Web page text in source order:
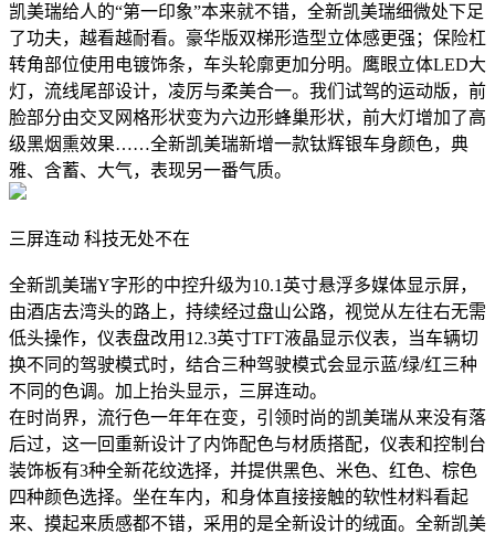
凯美瑞给人的“第一印象”本来就不错，全新凯美瑞细微处下足
了功夫，越看越耐看。豪华版双梯形造型立体感更强；保险杠
转角部位使用电镀饰条，车头轮廓更加分明。鹰眼立体LED大
灯，流线尾部设计，凌厉与柔美合一。我们试驾的运动版，前
脸部分由交叉网格形状变为六边形蜂巢形状，前大灯增加了高
级黑烟熏效果……全新凯美瑞新增一款钛辉银车身颜色，典
雅、含蓄、大气，表现另一番气质。
三屏连动 科技无处不在
全新凯美瑞Y字形的中控升级为10.1英寸悬浮多媒体显示屏，
由酒店去湾头的路上，持续经过盘山公路，视觉从左往右无需
低头操作，仪表盘改用12.3英寸TFT液晶显示仪表，当车辆切
换不同的驾驶模式时，结合三种驾驶模式会显示蓝/绿/红三种
不同的色调。加上抬头显示，三屏连动。
在时尚界，流行色一年年在变，引领时尚的凯美瑞从来没有落
后过，这一回重新设计了内饰配色与材质搭配，仪表和控制台
装饰板有3种全新花纹选择，并提供黑色、米色、红色、棕色
四种颜色选择。坐在车内，和身体直接接触的软性材料看起
来、摸起来质感都不错，采用的是全新设计的绒面。全新凯美